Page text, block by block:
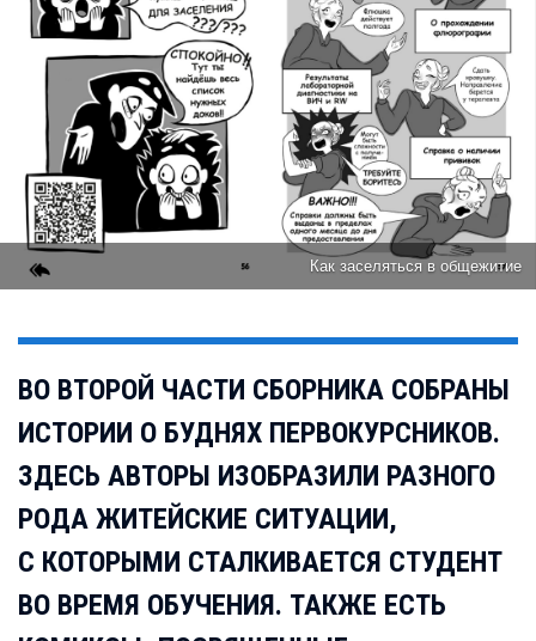
Как заселяться в общежитие
ВО ВТОРОЙ ЧАСТИ СБОРНИКА СОБРАНЫ
ИСТОРИИ О БУДНЯХ ПЕРВОКУРСНИКОВ.
ЗДЕСЬ АВТОРЫ ИЗОБРАЗИЛИ РАЗНОГО
РОДА ЖИТЕЙСКИЕ СИТУАЦИИ,
С КОТОРЫМИ СТАЛКИВАЕТСЯ СТУДЕНТ
ВО ВРЕМЯ ОБУЧЕНИЯ. ТАКЖЕ ЕСТЬ